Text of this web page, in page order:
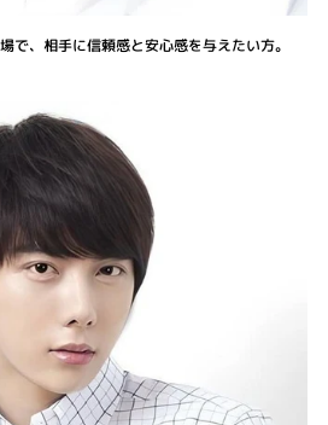
で、相手に信頼感と安心感を与えたい方。